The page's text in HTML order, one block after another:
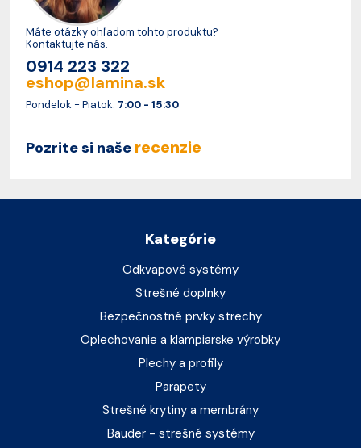
Máte otázky ohľadom tohto produktu?
Kontaktujte nás.
0914 223 322
eshop@lamina.sk
Pondelok - Piatok: 7:00 - 15:30
Pozrite si naše recenzie
Kategórie
Odkvapové systémy
Strešné doplnky
Bezpečnostné prvky strechy
Oplechovanie a klampiarske výrobky
Plechy a profily
Parapety
Strešné krytiny a membrány
Bauder - strešné systémy